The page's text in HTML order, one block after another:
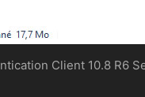
Client 10.8 R6